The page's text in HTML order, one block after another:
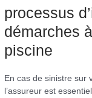
processus
démarches
piscine
En cas de sinistre sur
l’assureur est